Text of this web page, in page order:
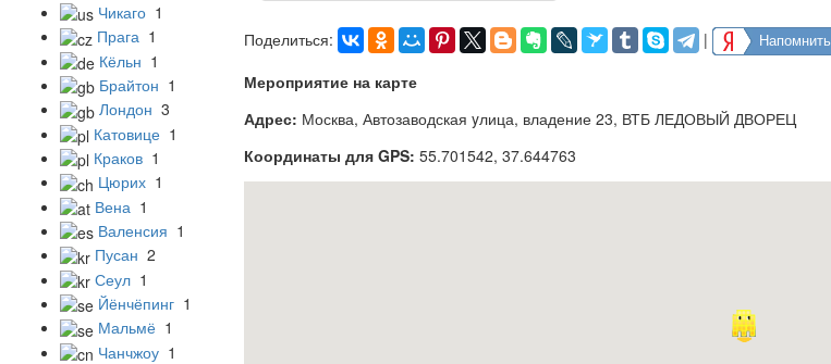
Чикаго 1
Прага 1
Кёльн 1
Брайтон 1
Лондон 3
Катовице 1
Краков 1
Цюрих 1
Вена 1
Валенсия 1
Пусан 2
Сеул 1
Йёнчёпинг 1
Мальмё 1
Чанчжоу 1
Поделиться: | Напомнить
Мероприятие на карте
Адрес: Москва, Автозаводская yлица, владение 23, ВТБ ЛЕДОВЫЙ ДВОРЕЦ
Координаты для GPS: 55.701542, 37.644763